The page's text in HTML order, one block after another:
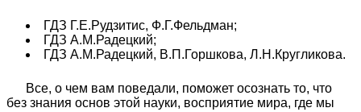
ГДЗ Г.Е.Рудзитис, Ф.Г.Фельдман;
ГДЗ А.М.Радецкий;
ГДЗ А.М.Радецкий, В.П.Горшкова, Л.Н.Кругликова.
Все, о чем вам поведали, поможет осознать то, что
без знания основ этой науки, восприятие мира, где мы